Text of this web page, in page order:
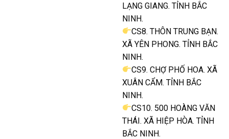
LẠNG GIANG. TỈNH BẮC
NINH.
CS8. THÔN TRUNG BẠN.
XÃ YÊN PHONG. TỈNH BẮC
NINH.
CS9. CHỢ PHỐ HOA. XÃ
XUÂN CẨM. TỈNH BẮC
NINH.
CS10. 500 HOÀNG VĂN
THÁI. XÃ HIỆP HÒA. TỈNH
BẮC NINH.